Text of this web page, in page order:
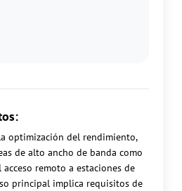
optimización del rendimiento,
de alto ancho de banda como
remoto a estaciones de
principal implica requisitos de